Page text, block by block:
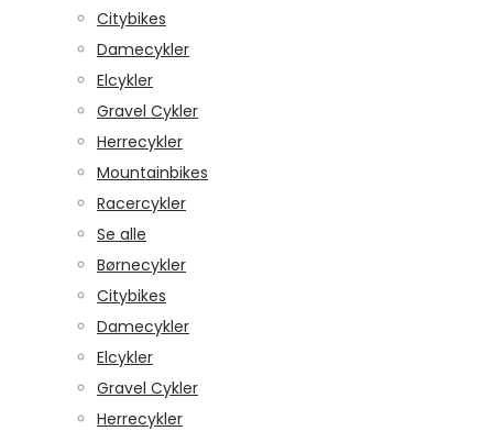
Citybikes
Damecykler
Elcykler
Gravel Cykler
Herrecykler
Mountainbikes
Racercykler
Se alle
Børnecykler
Citybikes
Damecykler
Elcykler
Gravel Cykler
Herrecykler